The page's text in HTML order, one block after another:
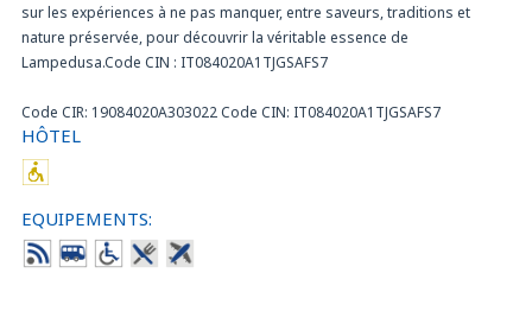
sur les expériences à ne pas manquer, entre saveurs, traditions et
nature préservée, pour découvrir la véritable essence de
Lampedusa.Code CIN : IT084020A1TJGSAFS7
Code CIR: 19084020A303022 Code CIN: IT084020A1TJGSAFS7
HÔTEL
EQUIPEMENTS: